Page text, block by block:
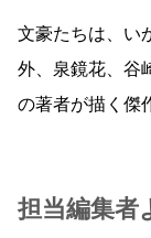
文豪たちは、い
外、泉鏡花、谷
の著者が描く傑
担当編集者